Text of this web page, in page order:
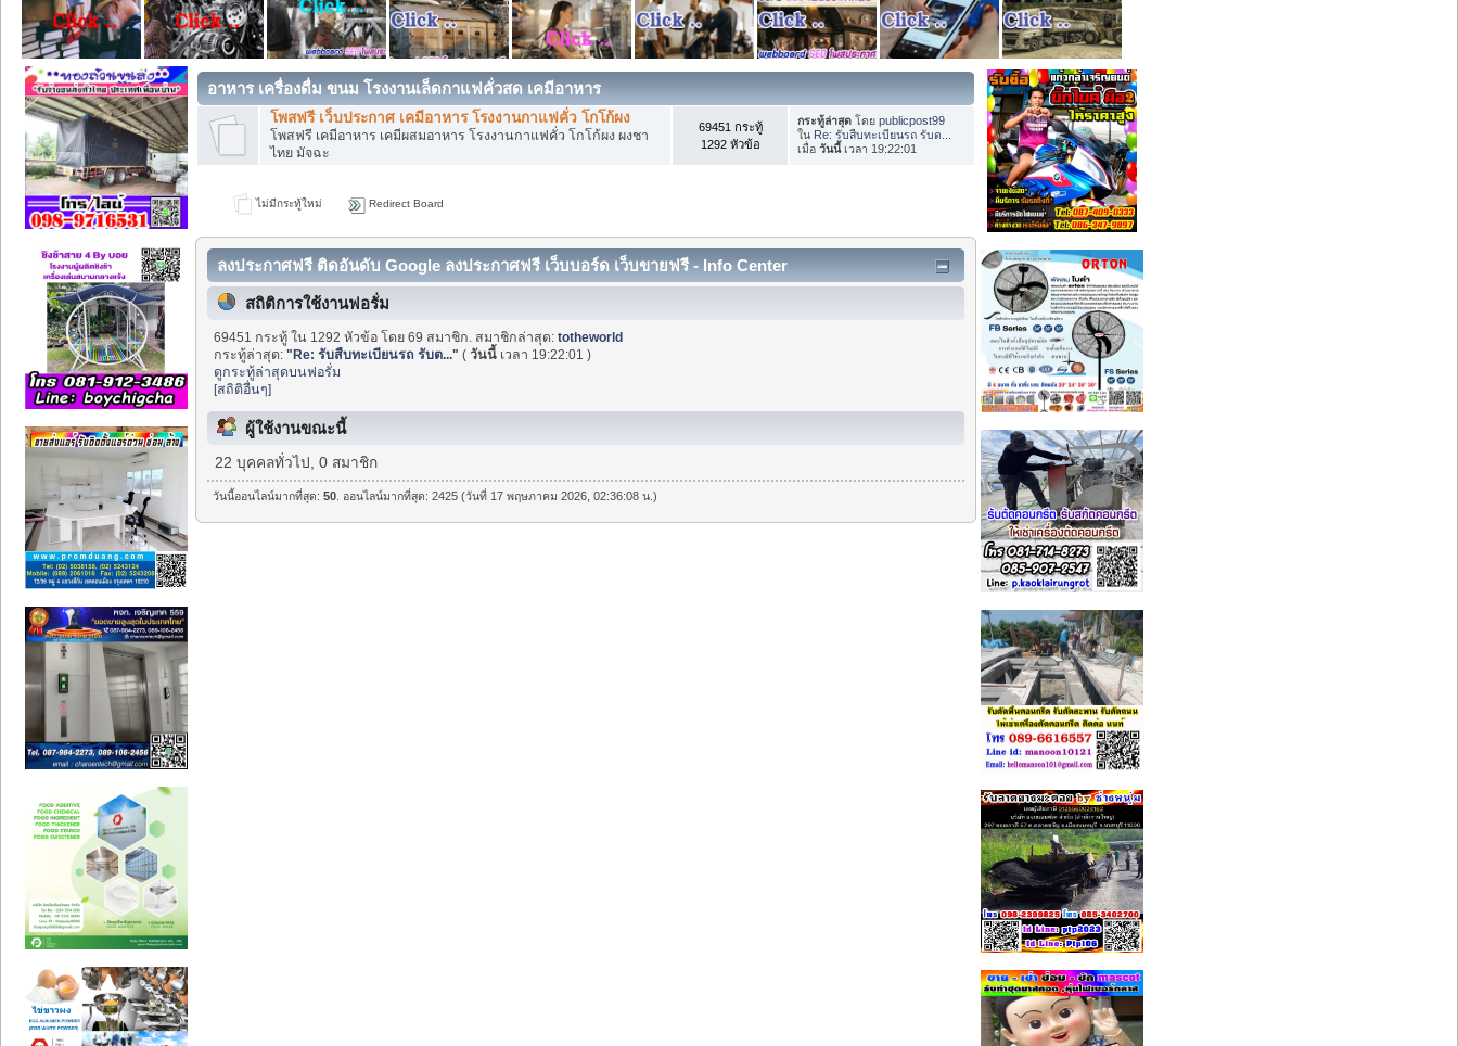
อาหาร เครื่องดื่ม ขนม โรงงานเล็ดกาแฟคั่วสด เคมีอาหาร
โพสฟรี เว็บประกาศ เคมีอาหาร โรงงานกาแฟคั่ว โกโก้ผง
โพสฟรี เคมีอาหาร เคมีผสมอาหาร โรงงานกาแฟคั่ว โกโก้ผง ผงชา
ไทย มัจฉะ
69451 กระทู้
1292 หัวข้อ
กระทู้ล่าสุด โดยpublicpost99
ใน Re: รับสืบทะเบียนรถ รับต...
เมื่อวันนี้เวลา 19:22:01
ไม่มีกระทู้ใหม่ Redirect Board
ลงประกาศฟรี ติดอันดับ Google ลงประกาศฟรี เว็บบอร์ด เว็บขายฟรี - Info Center
สถิติการใช้งานฟอรั่ม
69451 กระทู้ ใน 1292 หัวข้อ โดย 69 สมาชิก. สมาชิกล่าสุด:totheworld
กระทู้ล่าสุด:"Re: รับสืบทะเบียนรถ รับต..." (วันนี้ เวลา 19:22:01 )
ดูกระทู้ล่าสุดบนฟอรั่ม
[สถิติอื่นๆ]
ผู้ใช้งานขณะนี้
22 บุคคลทั่วไป, 0 สมาชิก
วันนี้ออนไลน์มากที่สุด:50 . ออนไลน์มากที่สุด: 2425 (วันที่ 17 พฤษภาคม 2026, 02:36:08 น.)